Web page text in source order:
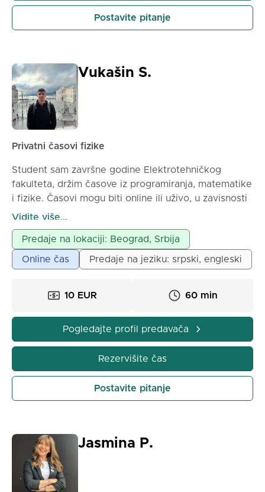
Postavite pitanje
Vukašin S.
Privatni časovi fizike
Student sam završne godine Elektrotehničkog
fakulteta, držim časove iz programiranja, matematike
i fizike. Časovi mogu biti online ili uživo, u zavisnosti
od dogovora
Vidite više...
Predaje na lokaciji: Beograd, Srbija
Online čas Predaje na jeziku: srpski, engleski
10 EUR 60 min
Pogledajte profil predavača
Rezervišite čas
Postavite pitanje
Jasmina P.